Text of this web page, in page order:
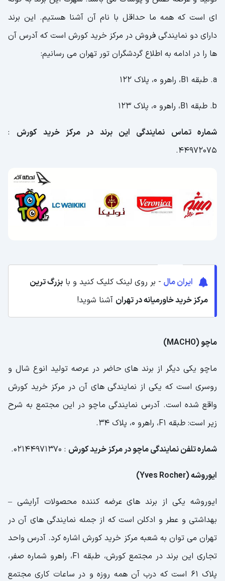
ای است که همه ما حداقل با نام آن آشنا هستیم. این برند
دارای دو نمایندگی فروش در مرکز خرید کورش است که آدرس آن
ها را در ادامه به اطلاع گردشگران تور تهران می رسانیم:
a. طبقه B1، راهرو 0، پلاک 122
b. طبقه B1، راهرو 0، پلاک 123
شماره تماس نمایندگی این برند در مرکز خرید کورش :
44972075.
ایران مال - بر روی لینک کلیک کنید و با بزرگ ترین
مرکز خرید خاورمیانه در تهران آشنا شوید!
ماچو (MACHO)
ماچو یکی دیگر از برند های حاضر در عرصه تولید انوع شال و
روسری است که یکی از نمایندگی های آن در مرکز خرید کورش
واقع شده است. آدرس نمایندگی ماچو در این مجتمع به شرح
زیر است: طبقه F1، راهرو 0، پلاک 34.
شماره تلفن نمایندگی ماچو در مرکز خرید کورش : 02144971370.
ایوروشه (Yves Rocher)
ایوروشه یکی از برند های عرضه کننده محصولات آرایشی –
بهداشتی و عطر و ادکلن است که از جمله نمایندگی های آن در
تهران می توان به شعبه مرکز خرید کورش اشاره کرد. آدرس واحد
تجاری این برند در مجتمع کورش، طبقه F1، راهرو شماره صفر،
پلاک 61 است که درب آن همه روزه و در ساعات کاری مجتمع